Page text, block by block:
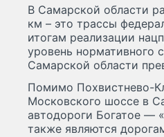
В Самарской области
км – это трассы
итогам реализации
уровень нормативного
Самарской области
Помимо Похвистнево-
Московского шоссе в
автодороги Богатое —
также являются